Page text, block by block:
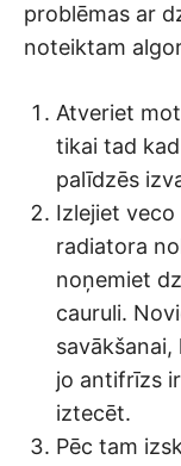
problēmas ar
noteiktam
Atveriet
tikai tad
palīdzēs
Izlejiet
radiatora
noņemiet
cauruli.
jo antifrīzs
iztecēt.
Pēc tam